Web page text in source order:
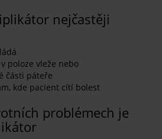
nejčastěji
poloze vleže nebo
části páteře
kde pacient cítí bolest
problémech je